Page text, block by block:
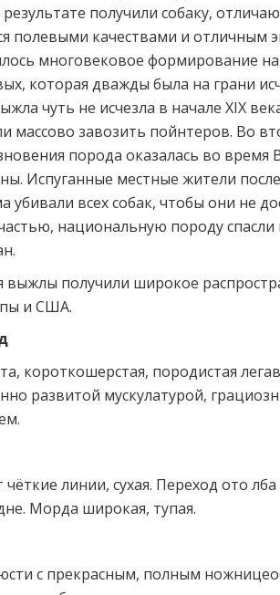
получили собаку,
полевыми качествами и отличным
многовековое формирование
которая дважды была на грани
чуть не исчезла в начале ХIX
массово завозить пойнтеров. Во
порода оказалась во время
Испуганные местные жители
убивали всех собак, чтобы они не
национальную породу спасли
выжлы получили широкое
и США.
короткошерстая, породистая
развитой мускулатурой,
линии, сухая. Переход ото
Морда широкая, тупая.
с прекрасным, полным